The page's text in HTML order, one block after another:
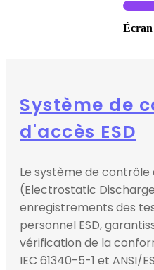
Écran
Système de
d'accès ESD
Le système de contrôle
(Electrostatic
enregistrements des
personnel ESD,
vérification de la
IEC 61340-5-1 et ANSI/